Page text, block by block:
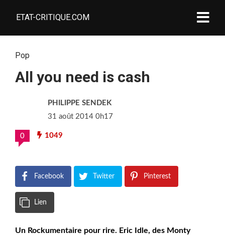
ETAT-CRITIQUE.COM
Pop
All you need is cash
PHILIPPE SENDEK
31 août 2014 0h17
0 1049
Facebook Twitter Pinterest
Lien
Un Rockumentaire pour rire. Eric Idle, des Monty